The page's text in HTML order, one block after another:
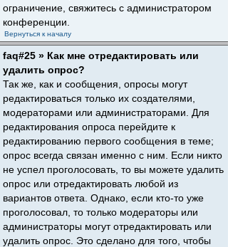
ограничение, свяжитесь с администратором
конференции.
Вернуться к началу
faq#25 » Как мне отредактировать или
удалить опрос?
Так же, как и сообщения, опросы могут
редактироваться только их создателями,
модераторами или администраторами. Для
редактирования опроса перейдите к
редактированию первого сообщения в теме;
опрос всегда связан именно с ним. Если никто
не успел проголосовать, то вы можете удалить
опрос или отредактировать любой из
вариантов ответа. Однако, если кто-то уже
проголосовал, то только модераторы или
администраторы могут отредактировать или
удалить опрос. Это сделано для того, чтобы